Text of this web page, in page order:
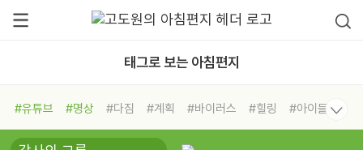
태그로 보는 아침편지
#유튜브 #명상 #다짐 #계획 #바이러스 #힐링
#아이들
#비전캠프
#독서캠프 #삶